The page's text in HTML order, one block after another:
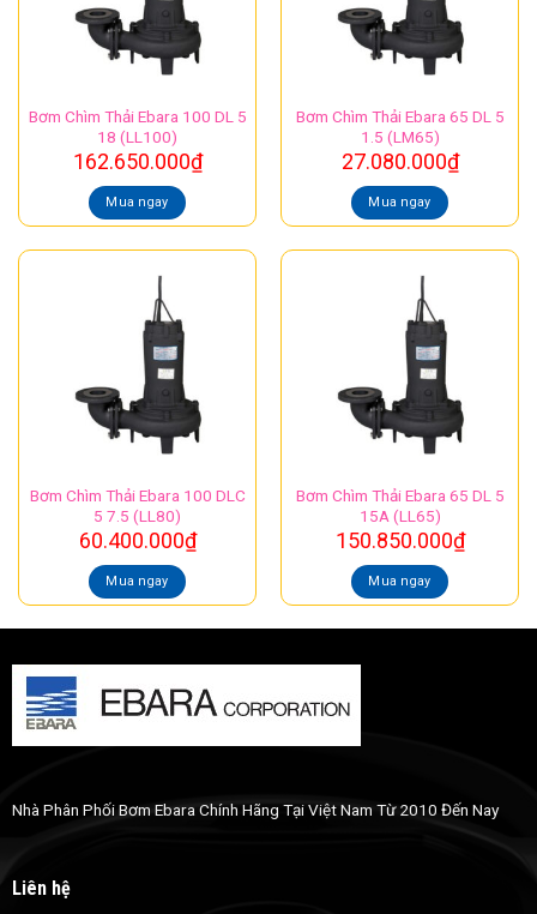
Bơm Chìm Thải Ebara 100 DL 5
18 (LL100)
162.650.000₫
Mua ngay
Bơm Chìm Thải Ebara 65 DL 5
1.5 (LM65)
27.080.000₫
Mua ngay
Bơm Chìm Thải Ebara 100 DLC
5 7.5 (LL80)
60.400.000₫
Mua ngay
Bơm Chìm Thải Ebara 65 DL 5
15A (LL65)
150.850.000₫
Mua ngay
Nhà Phân Phối Bơm Ebara Chính Hãng Tại Việt Nam Từ 2010 Đến Nay
Liên hệ